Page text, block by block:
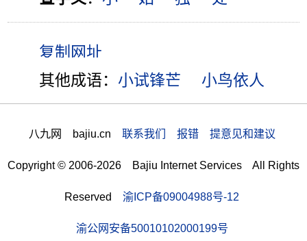
其他成语： 小试锋芒 小鸟依人
八九网 bajiu.cn 联系我们 报错 提意见和建议
Copyright © 2006-2026 Bajiu Internet Services All Rights
Reserved 渝ICP备09004988号-12
渝公网安备50010102000199号